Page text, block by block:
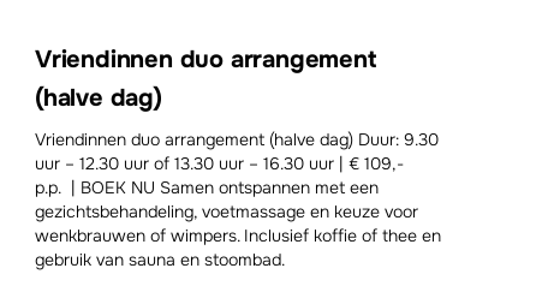
Vriendinnen duo arrangement
(halve dag)
Vriendinnen duo arrangement (halve dag) Duur: 9.30
uur – 12.30 uur of 13.30 uur – 16.30 uur | € 109,-
p.p. | BOEK NU Samen ontspannen met een
gezichtsbehandeling, voetmassage en keuze voor
wenkbrauwen of wimpers. Inclusief koffie of thee en
gebruik van sauna en stoombad.